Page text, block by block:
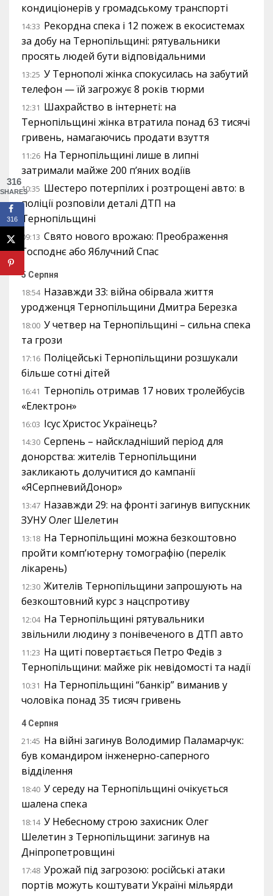
кондиціонерів у громадському транспорті
14:33 Рекордна спека і 12 пожеж в екосистемах
за добу на Тернопільщині: рятувальники
просять людей бути відповідальними
13:25 У Тернополі жінка спокусилась на забутий
телефон — їй загрожує 8 років тюрми
12:31 Шахрайство в інтернеті: на
Тернопільщині жінка втратила понад 63 тисячі
гривень, намагаючись продати взуття
11:26 На Тернопільщині лише в липні
затримали майже 200 п’яних водіїв
10:35 Шестеро потерпілих і розтрощені авто: в
поліції розповіли деталі ДТП на
Тернопільщині
09:13 Свято нового врожаю: Преображення
Господнє або Яблучний Спас
5 Серпня
18:54 Назавжди 33: війна обірвала життя
уродженця Тернопільщини Дмитра Березка
18:00 У четвер на Тернопільщині – сильна спека
та грози
17:16 Поліцейські Тернопільщини розшукали
більше сотні дітей
16:41 Тернопіль отримав 17 нових тролейбусів
«Електрон»
16:03 Ісус Христос Українець?
14:30 Серпень – найскладніший період для
донорства: жителів Тернопільщини
закликають долучитися до кампанії
«ЯСерпневийДонор»
13:47 Назавжди 29: на фронті загинув випускник
ЗУНУ Олег Шелетин
13:18 На Тернопільщині можна безкоштовно
пройти комп’ютерну томографію (перелік
лікарень)
12:30 Жителів Тернопільщини запрошують на
безкоштовний курс з нацспротиву
12:04 На Тернопільщині рятувальники
звільнили людину з понівеченого в ДТП авто
11:23 На щиті повертається Петро Федів з
Тернопільщини: майже рік невідомості та надії
10:31 На Тернопільщині “банкір” виманив у
чоловіка понад 35 тисяч гривень
4 Серпня
21:45 На війні загинув Володимир Паламарчук:
був командиром інженерно-саперного
відділення
18:40 У середу на Тернопільщині очікується
шалена спека
18:14 У Небесному строю захисник Олег
Шелетин з Тернопільщини: загинув на
Дніпропетровщині
17:48 Урожай під загрозою: російські атаки
портів можуть коштувати Україні мільярди
316
SHARES
316